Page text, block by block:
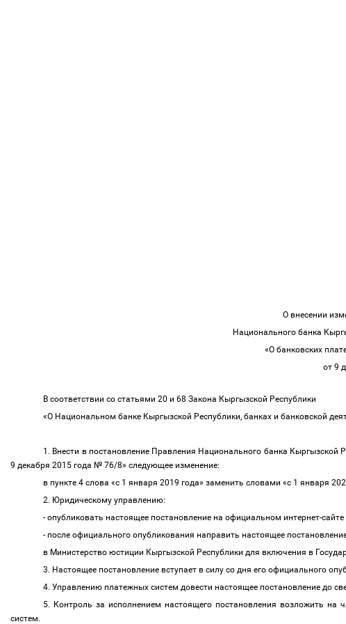
О внесении
Национального банка
«О банковских
от 9
В соответствии со статьями 20 и 68 Закона Кыргызской Республики
«О Национальном банке Кыргызской Республики, банках и банковской
1. Внести в постановление Правления Национального банка
9 декабря 2015 года № 76/8» следующее изменение:
в пункте 4 слова «с 1 января 2019 года» заменить словами «с 1 января
2. Юридическому управлению:
- опубликовать настоящее постановление на официальном интернет-
- после официального опубликования направить настоящее
в Министерство юстиции Кыргызской Республики для включения в
3. Настоящее постановление вступает в силу со дня его официального
4. Управлению платежных систем довести настоящее постановление до
5. Контроль за исполнением настоящего постановления возложить
систем.